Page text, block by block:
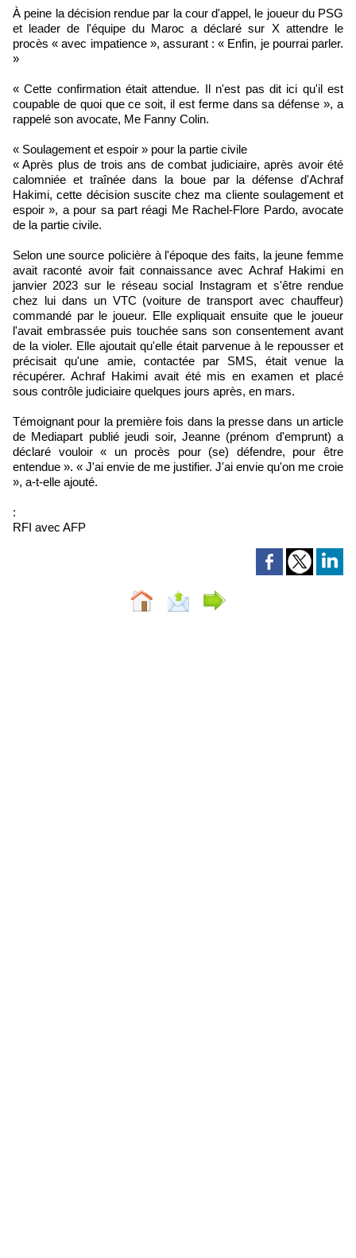
À peine la décision rendue par la cour d'appel, le joueur du PSG
et leader de l'équipe du Maroc a déclaré sur X attendre le
procès « avec impatience », assurant : « Enfin, je pourrai parler.
»
« Cette confirmation était attendue. Il n'est pas dit ici qu'il est
coupable de quoi que ce soit, il est ferme dans sa défense », a
rappelé son avocate, Me Fanny Colin.
« Soulagement et espoir » pour la partie civile
« Après plus de trois ans de combat judiciaire, après avoir été
calomniée et traînée dans la boue par la défense d'Achraf
Hakimi, cette décision suscite chez ma cliente soulagement et
espoir », a pour sa part réagi Me Rachel-Flore Pardo, avocate
de la partie civile.
Selon une source policière à l'époque des faits, la jeune femme
avait raconté avoir fait connaissance avec Achraf Hakimi en
janvier 2023 sur le réseau social Instagram et s'être rendue
chez lui dans un VTC (voiture de transport avec chauffeur)
commandé par le joueur. Elle expliquait ensuite que le joueur
l'avait embrassée puis touchée sans son consentement avant
de la violer. Elle ajoutait qu'elle était parvenue à le repousser et
précisait qu'une amie, contactée par SMS, était venue la
récupérer. Achraf Hakimi avait été mis en examen et placé
sous contrôle judiciaire quelques jours après, en mars.
Témoignant pour la première fois dans la presse dans un article
de Mediapart publié jeudi soir, Jeanne (prénom d'emprunt) a
déclaré vouloir « un procès pour (se) défendre, pour être
entendue ». « J'ai envie de me justifier. J'ai envie qu'on me croie
», a-t-elle ajouté.
:
RFI avec AFP